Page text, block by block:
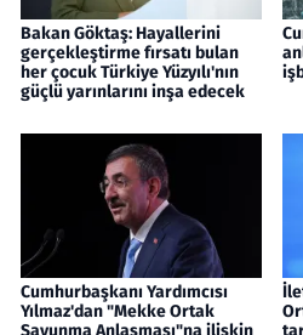
Bakan Göktaş: Hayallerini
gerçekleştirme fırsatı bulan
her çocuk Türkiye Yüzyılı'nın
güçlü yarınlarını inşa edecek
Cumhurbaşkanı Yardımcısı
Yılmaz'dan "Mekke Ortak